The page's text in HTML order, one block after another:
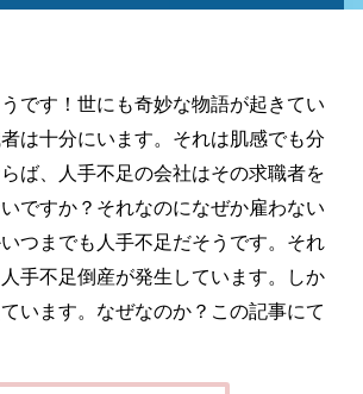
です！世にも奇妙な物語が起きてい
は十分にいます。それは肌感でも分
ば、人手不足の会社はその求職者を
ですか？それなのになぜか雇わない
つまでも人手不足だそうです。それ
手不足倒産が発生しています。しか
います。なぜなのか？この記事にて